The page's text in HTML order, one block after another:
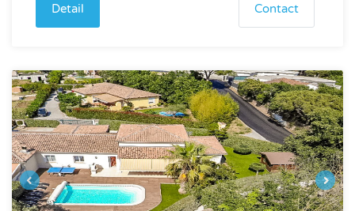
Detail Contact